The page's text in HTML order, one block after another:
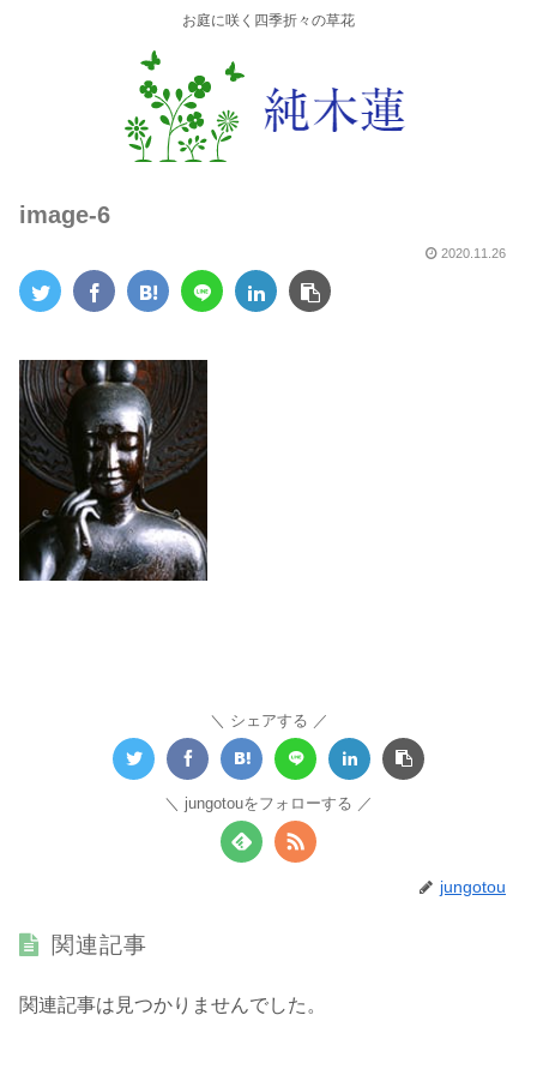
お庭に咲く四季折々の草花
image-6
2020.11.26
シェアする
jungotouをフォローする
jungotou
関連記事
関連記事は見つかりませんでした。